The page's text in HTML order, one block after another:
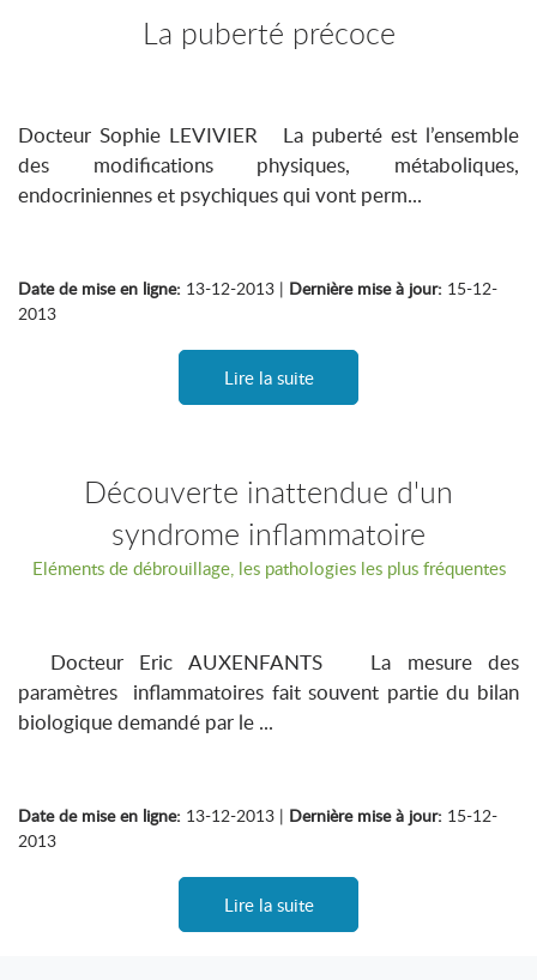
La puberté précoce
Docteur Sophie LEVIVIER La puberté est l’ensemble
des modifications physiques, métaboliques,
endocriniennes et psychiques qui vont perm...
Date de mise en ligne: 13-12-2013 | Dernière mise à jour: 15-12-
2013
Lire la suite
Découverte inattendue d'un
syndrome inflammatoire
Eléments de débrouillage, les pathologies les plus fréquentes
Docteur Eric AUXENFANTS La mesure des
paramètres inflammatoires fait souvent partie du bilan
biologique demandé par le ...
Date de mise en ligne: 13-12-2013 | Dernière mise à jour: 15-12-
2013
Lire la suite